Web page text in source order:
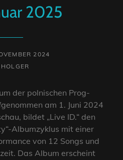
2025
2024
HOLGER
der polnischen Prog-
am 1. Juni 2024
bildet „Live ID.“ den
Albumzyklus mit einer
von 12 Songs und
Das Album erscheint